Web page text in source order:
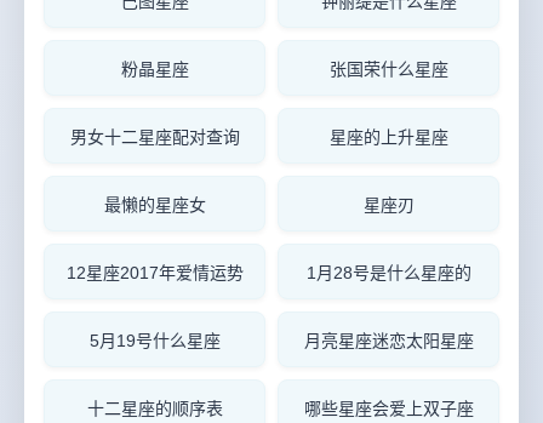
粉晶星座 张国荣什么星座
男女十二星座配对查询 星座的上升星座
最懒的星座女 星座刃
12星座2017年爱情运势 1月28号是什么星座的
5月19号什么星座 月亮星座迷恋太阳星座
十二星座的顺序表 哪些星座会爱上双子座